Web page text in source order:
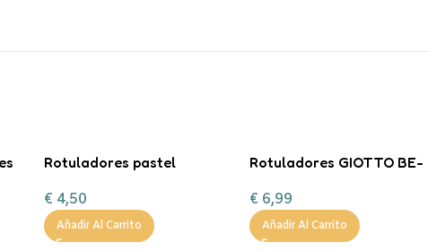
Rotuladores pastel
€ 4,50
Añadir Al Carrito
Rotuladores GIOTTO BE-
€ 6,99
Añadir Al Carrito